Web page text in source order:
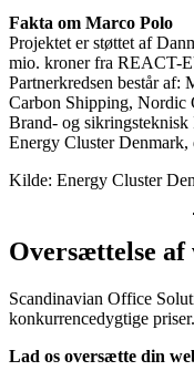
Fakta om Marco Polo
Projektet er støttet af
mio. kroner fra REACT-
Partnerkredsen består
Carbon Shipping, Nordic
Brand- og
Energy Cluster
Kilde: Energy Cluster
Oversættelse af
Scandinavian Office
konkurrencedygtige priser.
Lad os oversætte din